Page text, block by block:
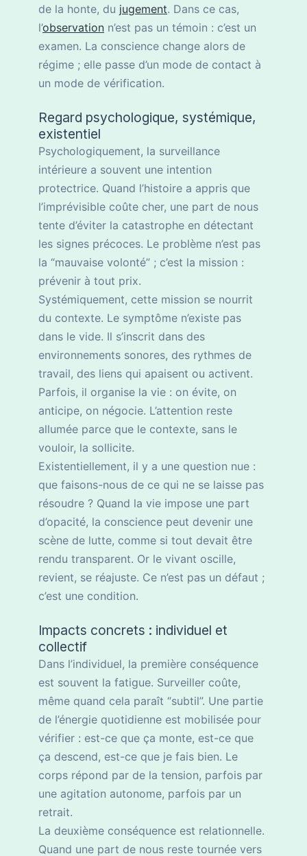
de la honte, du jugement. Dans ce cas,
l’observation n’est pas un témoin : c’est un
examen. La conscience change alors de
régime ; elle passe d’un mode de contact à
un mode de vérification.
Regard psychologique, systémique,
existentiel
Psychologiquement, la surveillance
intérieure a souvent une intention
protectrice. Quand l’histoire a appris que
l’imprévisible coûte cher, une part de nous
tente d’éviter la catastrophe en détectant
les signes précoces. Le problème n’est pas
la “mauvaise volonté” ; c’est la mission :
prévenir à tout prix.
Systémiquement, cette mission se nourrit
du contexte. Le symptôme n’existe pas
dans le vide. Il s’inscrit dans des
environnements sonores, des rythmes de
travail, des liens qui apaisent ou activent.
Parfois, il organise la vie : on évite, on
anticipe, on négocie. L’attention reste
allumée parce que le contexte, sans le
vouloir, la sollicite.
Existentiellement, il y a une question nue :
que faisons-nous de ce qui ne se laisse pas
résoudre ? Quand la vie impose une part
d’opacité, la conscience peut devenir une
scène de lutte, comme si tout devait être
rendu transparent. Or le vivant oscille,
revient, se réajuste. Ce n’est pas un défaut ;
c’est une condition.
Impacts concrets : individuel et
collectif
Dans l’individuel, la première conséquence
est souvent la fatigue. Surveiller coûte,
même quand cela paraît “subtil”. Une partie
de l’énergie quotidienne est mobilisée pour
vérifier : est-ce que ça monte, est-ce que
ça descend, est-ce que je fais bien. Le
corps répond par de la tension, parfois par
une agitation autonome, parfois par un
retrait.
La deuxième conséquence est relationnelle.
Quand une part de nous reste tournée vers